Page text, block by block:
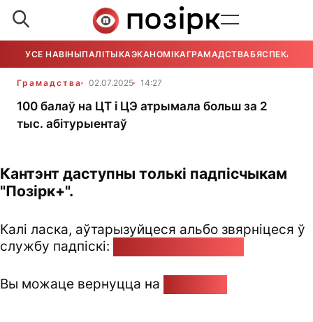
УСЕ НАВІНЫПАЛІТЫКАЭКАНОМІКАГРАМАДСТВАБЯСПЕКА
Грамадства 02.07.2025 14:27
100 балаў на ЦТ і ЦЭ атрымала больш за 2
тыс. абітурыентаў
Кантэнт даступны толькі падпісчыкам
"Позірк+".
Калі ласка, аўтарызуйцеся альбо звярніцеся ў
службу падпіскі:
Вы можаце вернуцца на